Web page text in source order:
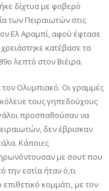
δίχτυα με φοβερό
των Πειραιωτών στις
Ελ Αραμπί, αφού έφτασε
κατέβασε τα
λεπτό στον Βιέιρα.
Ολυμπιακό. Οι γραμμές
τους γηπεδούχους
προσπαθούσαν να
δεν έβρισκαν
Κάποιες
με σουτ που
την εστία ήταν ό,τι
κομμάτι, με τον